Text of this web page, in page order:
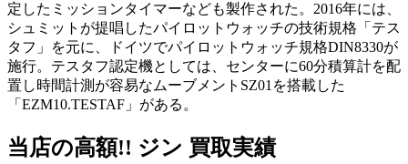
定したミッションタイマーなども製作された。2016年には、
シュミットが提唱したパイロットウォッチの技術規格「テス
タフ」を元に、ドイツでパイロットウォッチ規格DIN8330が
施行。テスタフ認定機としては、センターに60分積算計を配
置し時間計測が容易なムーブメントSZ01を搭載した
「EZM10.TESTAF」がある。
当店の高額!! ジン 買取実績